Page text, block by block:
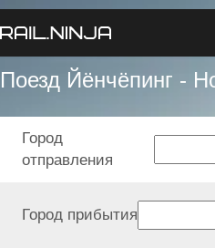
Поезд Йёнчёпинг -
Город
отправления
Город прибытия